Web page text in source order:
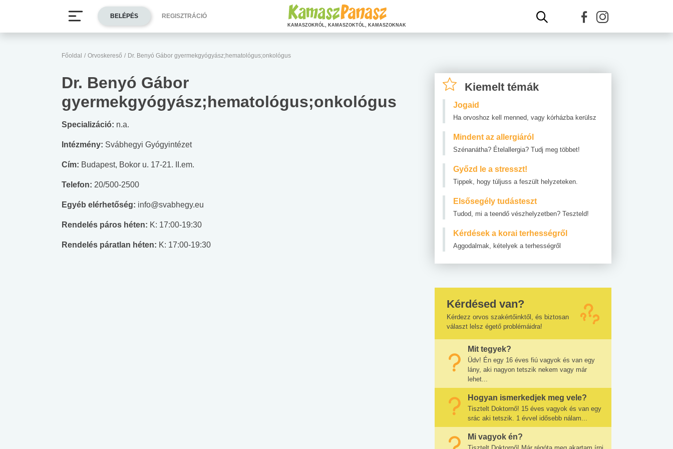
Főoldal / Orvoskereső / Dr. Benyó Gábor gyermekgyógyász;hematológus;onkológus
Dr. Benyó Gábor
gyermekgyógyász;hematológus;onkológus
Specializáció: n.a.
Intézmény: Svábhegyi Gyógyintézet
Cím: Budapest, Bokor u. 17-21. II.em.
Telefon: 20/500-2500
Egyéb elérhetőség: info@svabhegy.eu
Rendelés páros héten: K: 17:00-19:30
Rendelés páratlan héten: K: 17:00-19:30
Kiemelt témák
Jogaid
Ha orvoshoz kell menned, vagy kórházba kerülsz
Mindent az allergiáról
Szénanátha? Ételallergia? Tudj meg többet!
Győzd le a stresszt!
Tippek, hogy túljuss a feszült helyzeteken.
Elsősegély tudásteszt
Tudod, mi a teendő vészhelyzetben? Teszteld!
Kérdések a korai terhességről
Aggodalmak, kételyek a terhességről
Kérdésed van?
Kérdezz orvos szakértőinktől, és biztosan
választ lelsz égető problémáidra!
Mit tegyek?
Üdv! Én egy 16 éves fiú vagyok és van egy
lány, aki nagyon tetszik nekem vagy már
lehet...
Hogyan ismerkedjek meg vele?
Tisztelt Doktornő! 15 éves vagyok és van egy
srác aki tetszik. 1 évvel idősebb nálam...
Mi vagyok én?
BELÉPÉS REGISZTRÁCIÓ
KAMASZOKRÓL, KAMASZOKTÓL, KAMASZOKNAK